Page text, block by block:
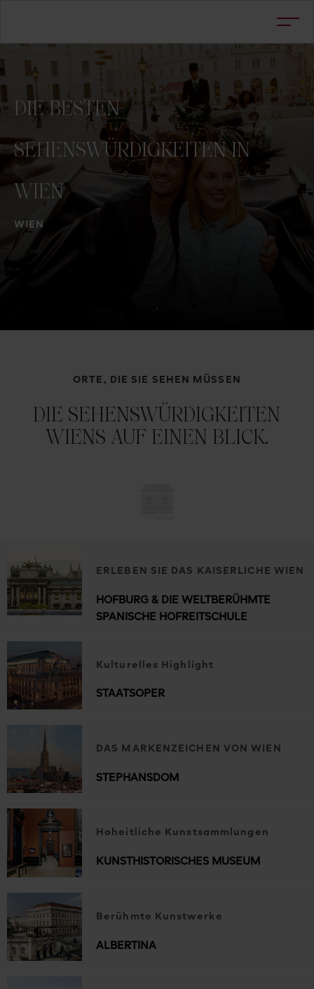
WIEN
DIE BESTEN
SEHENSWÜRDIGKEITEN IN
WIEN
ORTE, DIE SIE SEHEN MÜSSEN
DIE SEHENSWÜRDIGKEITEN
WIENS AUF EINEN BLICK.
ERLEBEN SIE DAS KAISERLICHE WIEN
HOFBURG & DIE WELTBERÜHMTE
SPANISCHE HOFREITSCHULE
Kulturelles Highlight
STAATSOPER
DAS MARKENZEICHEN VON WIEN
STEPHANSDOM
Hoheitliche Kunstsammlungen
KUNSTHISTORISCHES MUSEUM
Berühmte Kunstwerke
ALBERTINA